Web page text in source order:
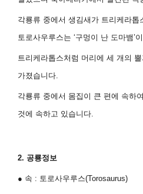
각룡류 중에서 생김새가 트리케라톱
토로사우루스는‘구멍이 난 도마뱀’
트리케라톱스처럼 머리에 세 개의
가졌습니다.
각룡류 중에서 몸집이 큰 편에 속하
것에 속하고 있습니다.
2. 공룡정보
● 속 : 토로사우루스(Torosaurus)